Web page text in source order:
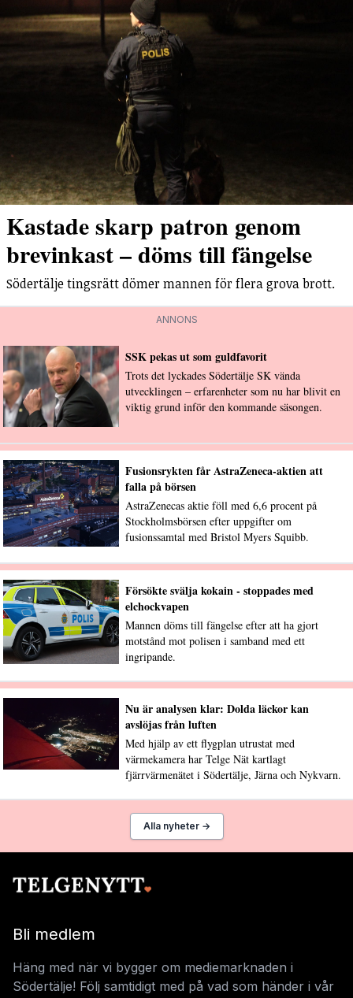
Kastade skarp patron genom
brevinkast – döms till fängelse
Södertälje tingsrätt dömer mannen för flera grova brott.
ANNONS
SSK pekas ut som guldfavorit
Trots det lyckades Södertälje SK vända
utvecklingen – erfarenheter som nu har blivit en
viktig grund inför den kommande säsongen.
Fusionsrykten får AstraZeneca-aktien att
falla på börsen
AstraZenecas aktie föll med 6,6 procent på
Stockholmsbörsen efter uppgifter om
fusionssamtal med Bristol Myers Squibb.
Försökte svälja kokain - stoppades med
elchockvapen
Mannen döms till fängelse efter att ha gjort
motstånd mot polisen i samband med ett
ingripande.
Nu är analysen klar: Dolda läckor kan
avslöjas från luften
Med hjälp av ett flygplan utrustat med
värmekamera har Telge Nät kartlagt
fjärrvärmenätet i Södertälje, Järna och Nykvarn.
Alla nyheter →
Bli medlem
Häng med när vi bygger om mediemarknaden i
Södertälje! Följ samtidigt med på vad som händer i vår